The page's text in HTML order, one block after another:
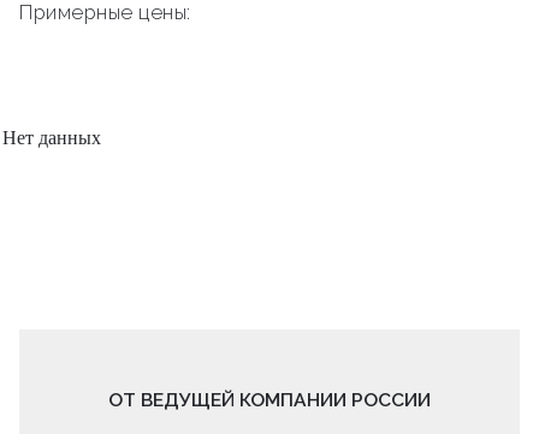
Примерные цены:
Нет данных
ОТ ВЕДУЩЕЙ КОМПАНИИ РОССИИ